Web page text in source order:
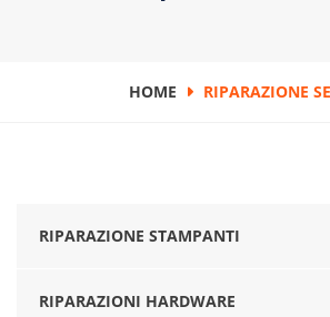
HOME RIPARAZIONE
RIPARAZIONE STAMPANTI
RIPARAZIONI HARDWARE